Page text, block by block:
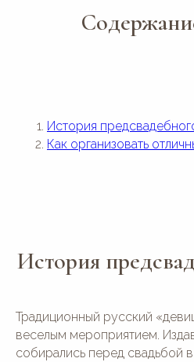
История
Как организовать
История
Традиционный русский
веселым мероприятием.
собирались перед свадьбой